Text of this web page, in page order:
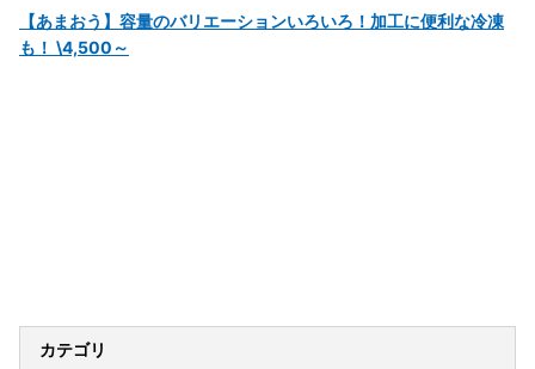
【あまおう】容量のバリエーションいろいろ！加工に便利な冷凍
も！ \4,500～
カテゴリ